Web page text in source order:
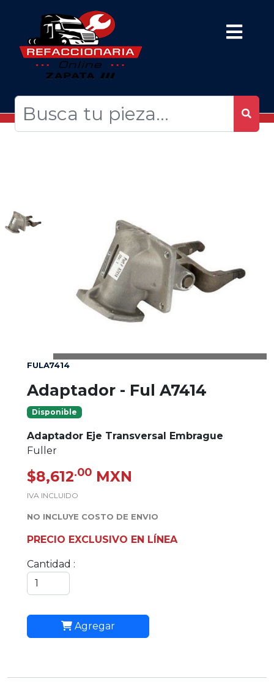
FULA7414
Adaptador - Ful A7414
Disponible
Adaptador Eje Transversal Embrague
Fuller
$8,612.00 MXN
IVA INCLUIDO
NO INCLUYE COSTO DE ENVIO
PRECIO EXCLUSIVO EN LÍNEA
Cantidad :
Agregar